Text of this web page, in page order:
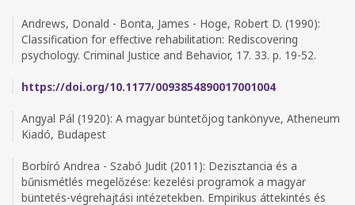
Andrews, Donald - Bonta, James - Hoge, Robert D. (1990):
Classification for effective rehabilitation: Rediscovering
psychology. Criminal Justice and Behavior, 17. 33. p. 19-52.
https://doi.org/10.1177/0093854890017001004
Angyal Pál (1920): A magyar büntetőjog tankönyve, Atheneum
Kiadó, Budapest
Borbíró Andrea - Szabó Judit (2011): Dezisztancia és a
bűnismétlés megelőzése: kezelési programok a magyar
büntetés-végrehajtási intézetekben. Empirikus áttekintés és